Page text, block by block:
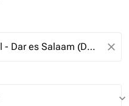
close
keyboard_arrow_down